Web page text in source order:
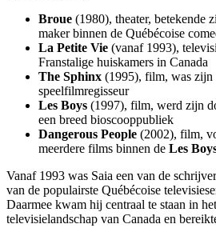
Broue (1980), theater, betekende
maker binnen de Québécoise
La Petite Vie (vanaf 1993),
Franstalige huiskamers in Canada
The Sphinx (1995), film, was zijn
speelfilmregisseur
Les Boys (1997), film, werd zijn
een breed bioscooppubliek
Dangerous People (2002), film,
meerdere films binnen de Les
Vanaf 1993 was Saia een van de
van de populairste Québécoise
Daarmee kwam hij centraal te staan in
televisielandschap van Canada en